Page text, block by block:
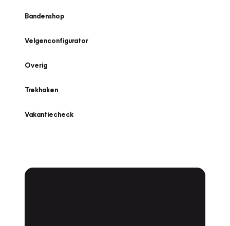
Bandenshop
Velgenconfigurator
Overig
Trekhaken
Vakantiecheck